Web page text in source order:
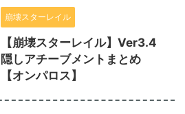
崩壊スターレイル
【崩壊スターレイル】Ver3.4
隠しアチーブメントまとめ
【オンパロス】